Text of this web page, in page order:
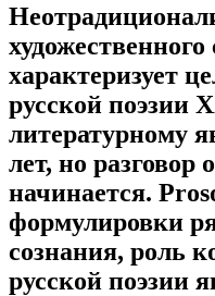
характеризует
русской поэзии
литературному
лет, но разговор
начинается.
формулировки
сознания, роль
русской поэзии